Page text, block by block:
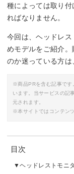
種によっては取り
ればなりません。
今回は、ヘッドレ
めモデルをご紹介
のか迷っている方は
※商品PRを含む記事です
います。当サービスの記
元されます。
※本サイトではコンテン
目次
ヘッドレストモニ